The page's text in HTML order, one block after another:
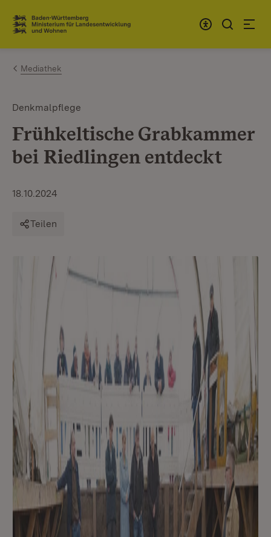
Zum Inhalt springen
Link zur Startseite
Mediathek
Denkmalpflege
Frühkeltische Grabkammer
bei Riedlingen entdeckt
18.10.2024
Teilen